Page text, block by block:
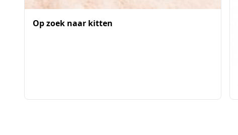
Op zoek naar kitten